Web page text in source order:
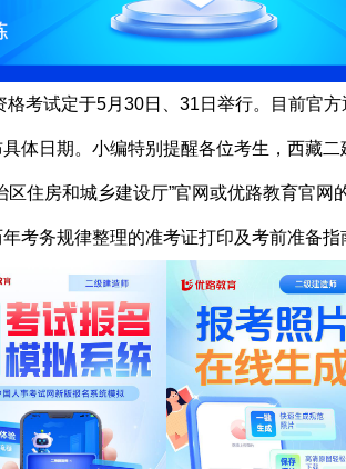
考试定于5月30日、31日举行。目前官方
体日期。小编特别提醒各位考生，西藏二
住房和城乡建设厅”官网或优路教育官网
考务规律整理的准考证打印及考前准备指